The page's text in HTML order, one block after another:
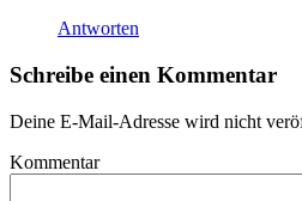
Antworten
Schreibe einen Kommentar
Deine E-Mail-Adresse wird nicht
Kommentar